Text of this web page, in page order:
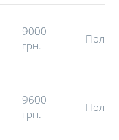
9000
грн.
9600
грн.